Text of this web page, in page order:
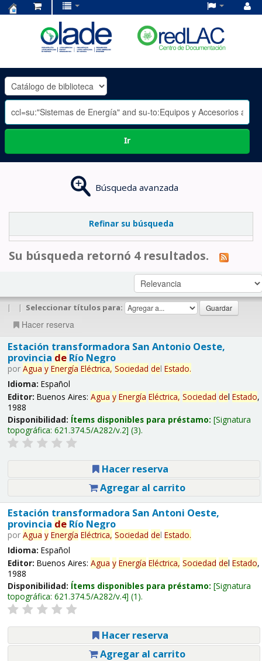
OLADE
-
Ir
Búsqueda avanzada
Refinar su búsqueda
Su búsqueda retornó 4 resultados.
| | Seleccionar títulos para:
Hacer reserva
Estación transformadora San Antonio Oeste,
provincia deRío Negro
por Agua y Energía Eléctrica, Sociedad del Estado.
Idioma: Español
Editor: Buenos Aires: Agua y Energía Eléctrica, Sociedad del Estado,
1988
Disponibilidad: Ítems disponibles para préstamo: Signatura
topográfica: 621.374.5/A282/v.2 (3).
Hacer reserva
Agregar al carrito
Estación transformadora San Antoni Oeste,
provincia deRío Negro
por Agua y Energía Eléctrica, Sociedad del Estado.
Idioma: Español
Editor: Buenos Aires: Agua y Energía Eléctrica, Sociedad del Estado,
1988
Disponibilidad: Ítems disponibles para préstamo: Signatura
topográfica: 621.374.5/A282/v.4 (1).
Hacer reserva
Agregar al carrito